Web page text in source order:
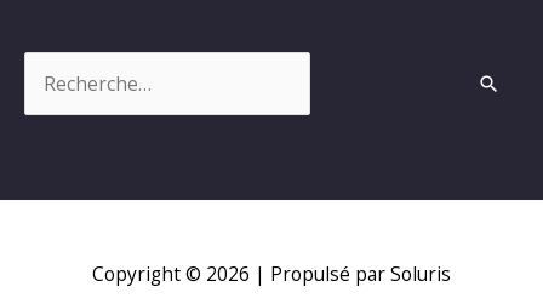
Copyright © 2026 | Propulsé par Soluris